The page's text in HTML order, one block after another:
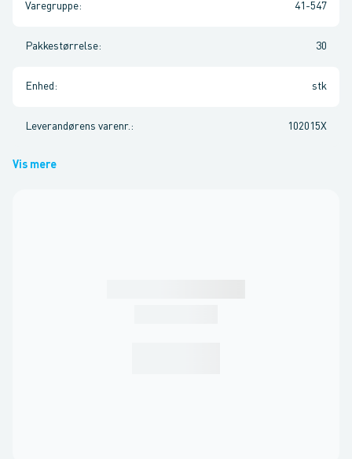
Varegruppe: 41-547
Pakkestørrelse: 30
Enhed : stk
Leverandørens varenr. : 102015X
Vis mere